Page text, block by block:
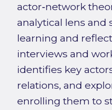
actor‑network
analytical lens and
learning and
interviews and
identifies key
relations, and
enrolling them to